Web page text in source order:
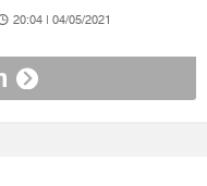
20:04 | 04/05/2021